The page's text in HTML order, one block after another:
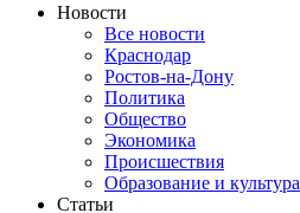
Новости
Все новости
Краснодар
Ростов-на-Дону
Политика
Общество
Экономика
Происшествия
Образование и культура
Статьи